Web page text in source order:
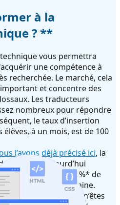
à la
? **
vous permettra
une compétence à
recherchée. Le marché, cela
et concentre des
Les traducteurs
nombreux pour répondre
le taux d’insertion
à un mois, est de 100
l’avons déjà précisé ici, la
est aujourd’hui
épingle du jeu. 89 %* de
au moins un domaine.
concurrence si vous n’êtes